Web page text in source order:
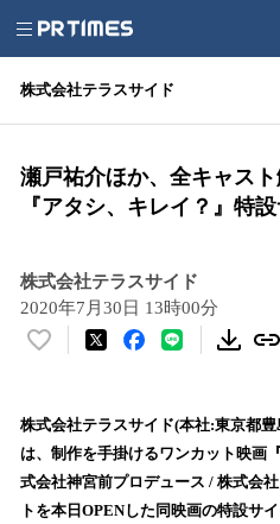
株式会社テラスサイド
瀬戸祐介ほか、全キャス
『アタシ、キレイ？』特
株式会社テラスサイド
2020年7月30日 13時00分
い
！
数
を
読
株式会社テラスサイド(本社:東京都
は、制作を手掛けるワンカット映画
式会社神宮前プロデュース / 株式会
トを本日OPENした同映画の特設サ